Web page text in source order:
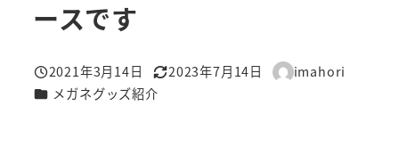
ースです
投稿日
2021年3月14日
更新日
2023年7月14日
著
imahori
カテゴリー
メガネグッズ紹介